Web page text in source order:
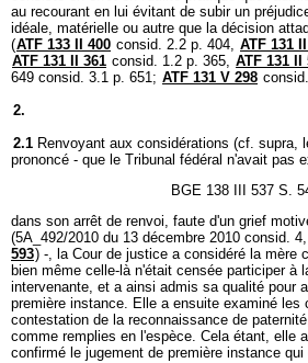
au recourant en lui évitant de subir un
idéale, matérielle ou autre que la décision
(ATF 133 II 400 consid. 2.2 p. 404, ATF 131
ATF 131 II 361 consid. 1.2 p. 365, ATF 131 II
649 consid. 3.1 p. 651; ATF 131 V 298
2.
2.1 Renvoyant aux considérations (cf. supra,
prononcé - que le Tribunal fédéral n'avait pas
BGE 138 III 537 S.
dans son arrêt de renvoi, faute d'un grief
(5A_492/2010 du 13 décembre 2010 consid.
593) -, la Cour de justice a considéré la mère
bien même celle-là n'était censée participer à
intervenante, et a ainsi admis sa qualité pour
première instance. Elle a ensuite examiné les
contestation de la reconnaissance de
comme remplies en l'espèce. Cela étant, elle
confirmé le jugement de première instance